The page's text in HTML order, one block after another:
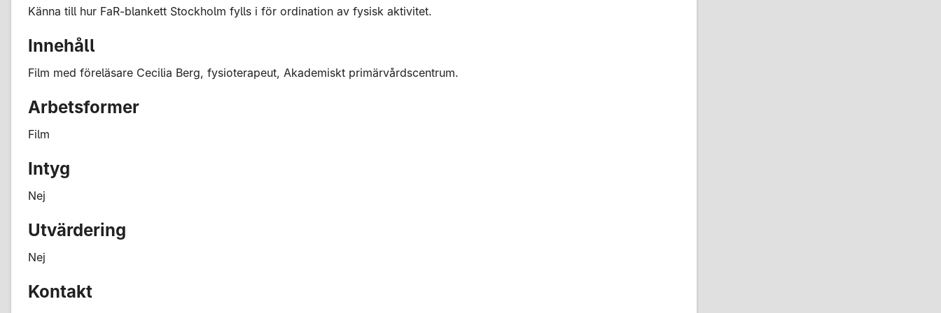
Känna till hur FaR-blankett Stockholm fylls i för ordination av fysisk aktivitet.
Innehåll
Film med föreläsare Cecilia Berg, fysioterapeut, Akademiskt primärvårdscentrum.
Arbetsformer
Film
Intyg
Nej
Utvärdering
Nej
Kontakt